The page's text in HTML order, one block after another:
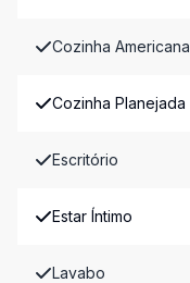
Cozinha Americana
Cozinha Planejada
Escritório
Estar Íntimo
Lavabo